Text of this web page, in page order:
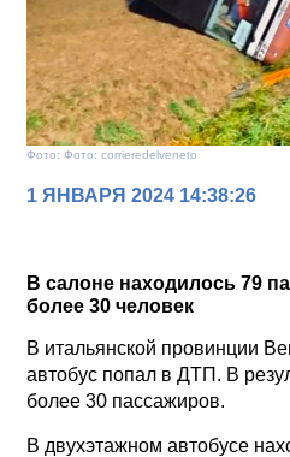
Фото: Фото: corrieredelveneto
1 ЯНВАРЯ 2024 14:38:26
В салоне находилось 79
более 30 человек
В итальянской провинции
автобус попал в ДТП. В
более 30 пассажиров.
В двухэтажном автобусе